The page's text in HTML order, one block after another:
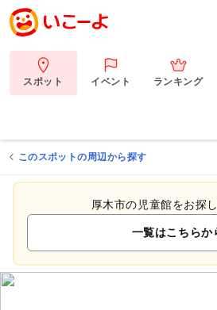
スポット イベント ランキング
このスポットの周辺から探す
厚木市の児童館をお探
一覧はこちらか